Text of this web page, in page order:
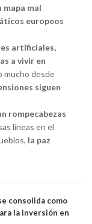
mapa mal
europeos
artificiales,
a vivir en
mucho desde
siguen
rompecabezas
líneas en el
la paz
consolida como
la inversión en